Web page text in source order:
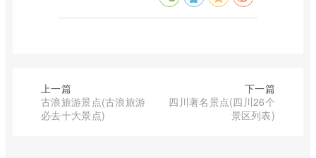
上一篇
古浪旅游景点(古浪旅游
必去十大景点)
下一篇
四川著名景点(四川26个
景区列表)